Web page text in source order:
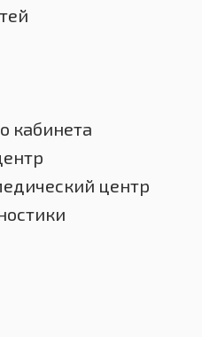
кабинета
центр